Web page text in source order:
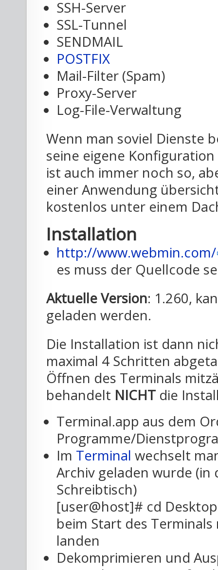
SSH-Server
SSL-Tunnel
SENDMAIL
POSTFIX
Mail-Filter (Spam)
Proxy-Server
Log-File-Verwaltung
Wenn man soviel Dienste
seine eigene
ist auch immer noch so,
einer Anwendung
kostenlos unter einem
Installation
http://www.webmin.com/
es muss der Quellcode
Aktuelle Version: 1.260,
geladen werden.
Die Installation ist dann
maximal 4 Schritten
Öffnen des Terminals
behandelt NICHTdie
Terminal.app aus dem
Programme/
Im Terminal wechselt
Archiv geladen wurde (in
Schreibtisch)
[user@host]# cd
beim Start des
landen
Dekomprimieren und